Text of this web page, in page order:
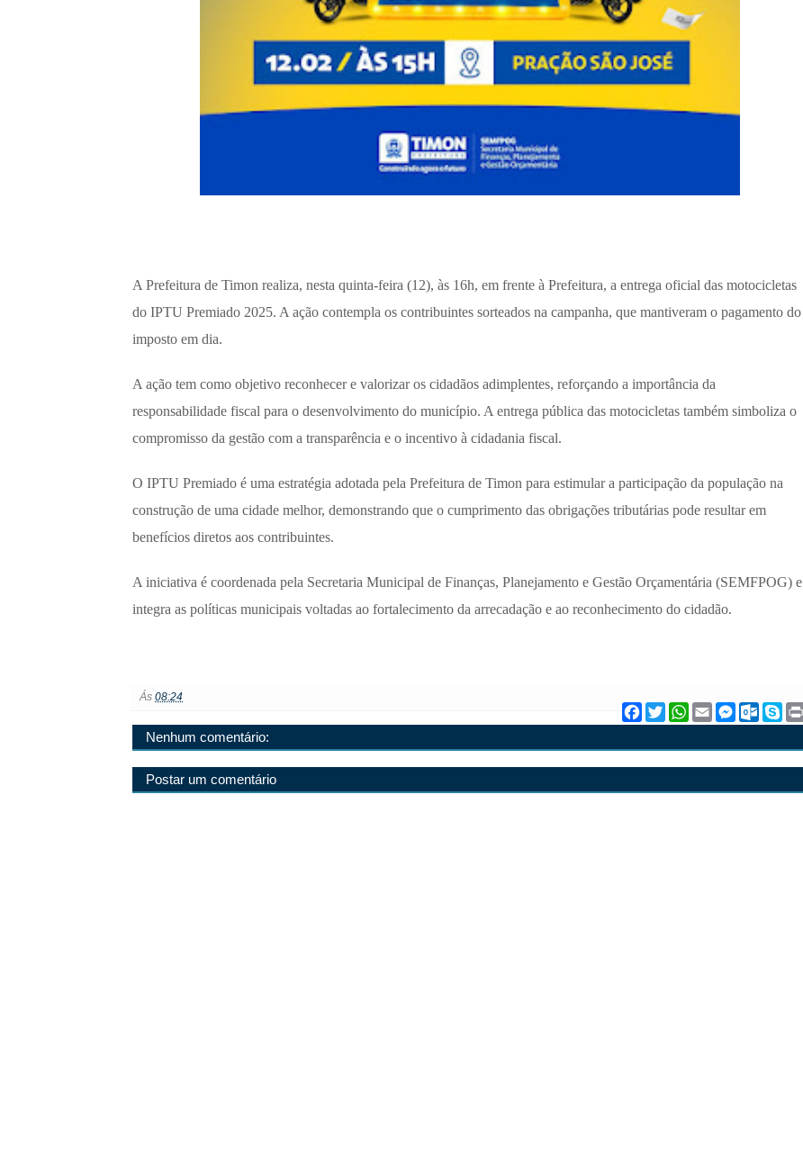
A Prefeitura de Timon realiza, nesta quinta-feira (12), às 16h, em frente à Prefeitura, a entrega oficial das motocicletas
do IPTU Premiado 2025. A ação contempla os contribuintes sorteados na campanha, que mantiveram o pagamento do
imposto em dia.
A ação tem como objetivo reconhecer e valorizar os cidadãos adimplentes, reforçando a importância da
responsabilidade fiscal para o desenvolvimento do município. A entrega pública das motocicletas também simboliza o
compromisso da gestão com a transparência e o incentivo à cidadania fiscal.
O IPTU Premiado é uma estratégia adotada pela Prefeitura de Timon para estimular a participação da população na
construção de uma cidade melhor, demonstrando que o cumprimento das obrigações tributárias pode resultar em
benefícios diretos aos contribuintes.
A iniciativa é coordenada pela Secretaria Municipal de Finanças, Planejamento e Gestão Orçamentária (SEMFPOG) e
integra as políticas municipais voltadas ao fortalecimento da arrecadação e ao reconhecimento do cidadão.
a
e
b
o
w
t
t
r
W
h
t
s
p
E
m
i
l
M
e
s
e
g
O
u
l
o
k
S
k
p
e
Ás 08:24
Nenhum comentário:
Postar um comentário